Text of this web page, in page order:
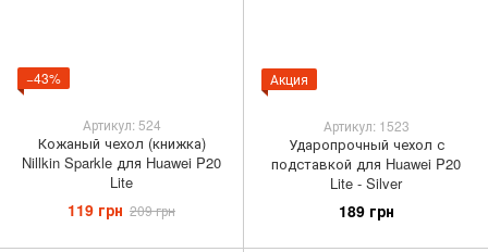
−43%
Артикул: 524
Кожаный чехол (книжка)
Nillkin Sparkle для Huawei P20
Lite
119 грн 209 грн
Акция
Артикул: 1523
Ударопрочный чехол с
подставкой для Huawei P20
Lite - Silver
189 грн